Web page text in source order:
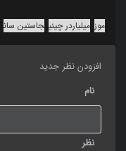
موز میلیاردر چینی جاستین سان
افزودن نظر جدید
نام
نظر